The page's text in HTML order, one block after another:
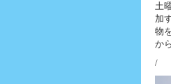
土
加
物
か
/